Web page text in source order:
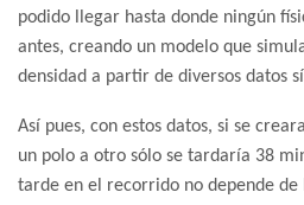
podido llegar hasta donde ningún
antes, creando un modelo que
densidad a partir de diversos datos
Así pues, con estos datos, si se
un polo a otro sólo se tardaría 38
tarde en el recorrido no depende